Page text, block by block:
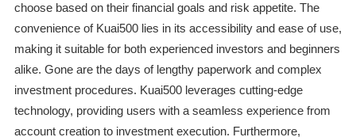
choose based on their financial goals and risk appetite. The
convenience of Kuai500 lies in its accessibility and ease of use,
making it suitable for both experienced investors and beginners
alike. Gone are the days of lengthy paperwork and complex
investment procedures. Kuai500 leverages cutting-edge
technology, providing users with a seamless experience from
account creation to investment execution. Furthermore,